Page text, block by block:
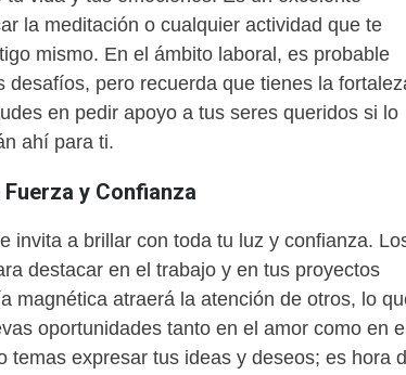
la meditación o cualquier actividad que te
mismo. En el ámbito laboral, es probable
desafíos, pero recuerda que tienes la
en pedir apoyo a tus seres queridos si lo
ahí para ti.
y Confianza
invita a brillar con toda tu luz y confianza.
destacar en el trabajo y en tus proyectos
magnética atraerá la atención de otros, lo
oportunidades tanto en el amor como en el
temas expresar tus ideas y deseos; es hora